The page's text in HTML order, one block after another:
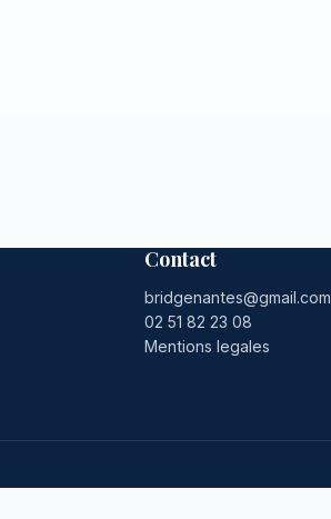
Contact
bridgenantes@gmail.com
02 51 82 23 08
Mentions legales